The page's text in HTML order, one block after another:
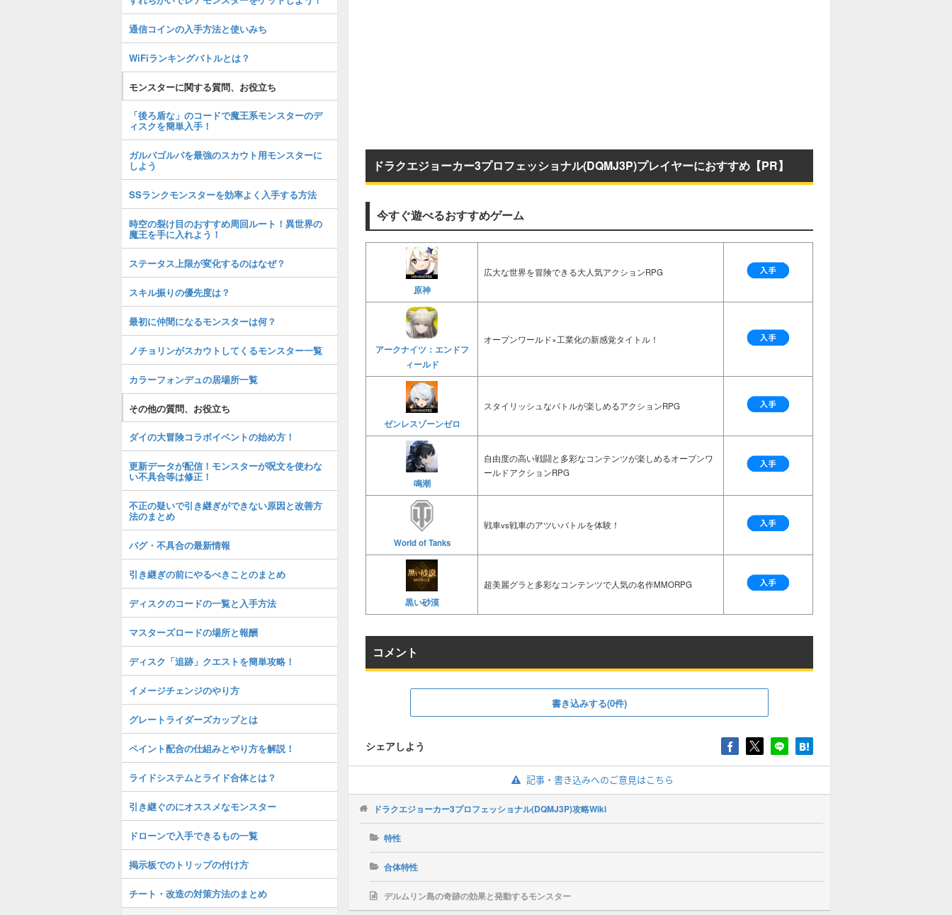
ドラクエジョーカー3プロフェッショナル(DQMJ3P)プレイヤーにおすすめ【PR】
今すぐ遊べるおすすめゲーム
原神
広大な世界を冒険できる大人気アクションRPG
アークナイツ：エンドフ
ィールド
オープンワールド×工業化の新感覚タイトル！
ゼンレスゾーンゼロ
スタイリッシュなバトルが楽しめるアクションRPG
鳴潮
自由度の高い戦闘と多彩なコンテンツが楽しめるオープンワ
ールドアクションRPG
World of Tanks
戦車vs戦車のアツいバトルを体験！
黒い砂漠
超美麗グラと多彩なコンテンツで人気の名作MMORPG
コメント
書き込みする(0件)
シェアしよう
記事・書き込みへのご意見はこちら
ドラクエジョーカー3プロフェッショナル(DQMJ3P)攻略Wiki
特性
合体特性
デルムリン島の奇跡の効果と発動するモンスター
通信コインの入手方法と使いみち
WiFiランキングバトルとは？
モンスターに関する質問、お役立ち
「後ろ盾な」のコードで魔王系モンスターのデ
ィスクを簡単入手！
ガルバゴルバを最強のスカウト用モンスターに
しよう
SSランクモンスターを効率よく入手する方法
時空の裂け目のおすすめ周回ルート！異世界の
魔王を手に入れよう！
ステータス上限が変化するのはなぜ？
スキル振りの優先度は？
最初に仲間になるモンスターは何？
ノチョリンがスカウトしてくるモンスター一覧
カラーフォンデュの居場所一覧
その他の質問、お役立ち
ダイの大冒険コラボイベントの始め方！
更新データが配信！モンスターが呪文を使わな
い不具合等は修正！
不正の疑いで引き継ぎができない原因と改善方
法のまとめ
バグ・不具合の最新情報
引き継ぎの前にやるべきことのまとめ
ディスクのコードの一覧と入手方法
マスターズロードの場所と報酬
ディスク「追跡」クエストを簡単攻略！
イメージチェンジのやり方
グレートライダーズカップとは
ペイント配合の仕組みとやり方を解説！
ライドシステムとライド合体とは？
引き継ぐのにオススメなモンスター
ドローンで入手できるもの一覧
掲示板でのトリップの付け方
チート・改造の対策方法のまとめ